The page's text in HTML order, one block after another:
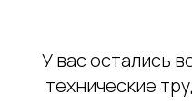
У вас остались
технические